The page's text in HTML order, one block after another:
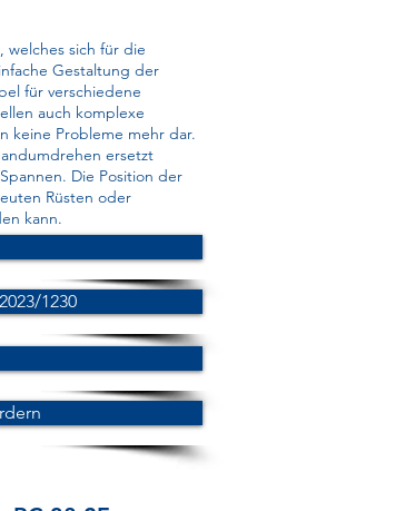
welches sich für die
Gestaltung der
für verschiedene
auch komplexe
keine Probleme mehr dar.
ersetzt
Die Position der
Rüsten oder
kann.
1230